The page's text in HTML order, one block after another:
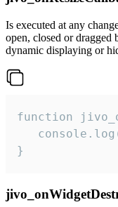
Is executed at any
open, closed or dragged
dynamic displaying or
function
}